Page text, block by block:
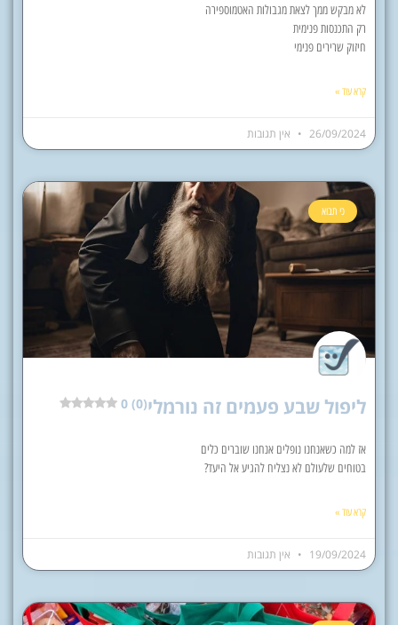
לא מבקש ממך לצאת מגבולות האטמוספירה
רק התכנסות פנימית
חיזוק שרירים פנימי
קרא עוד »
26/09/2024 אין תגובות
כי תבוא
ליפול שבע פעמים זה נורמלי0 (0)
אז למה כשאנחנו נופלים אנחנו שוברים כלים
בטוחים שלעולם לא נצליח להגיע אל היעד?
קרא עוד »
19/09/2024 אין תגובות